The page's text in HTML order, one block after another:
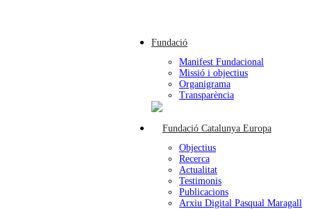
Fundació
Manifest Fundacional
Missió i objectius
Organigrama
Transparència
Objectius
Recerca
Actualitat
Testimonis
Publicacions
Arxiu Digital Pasqual Maragall